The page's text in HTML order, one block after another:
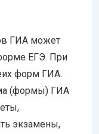
ГИА может
ЕГЭ. При
форм ГИА.
(формы) ГИА
экзамены,